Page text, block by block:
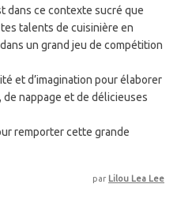
dans ce contexte sucré que
talents de cuisinière en
un grand jeu de compétition
et d’imagination pour élaborer
nappage et de délicieuses
remporter cette grande
par Lilou Lea Lee